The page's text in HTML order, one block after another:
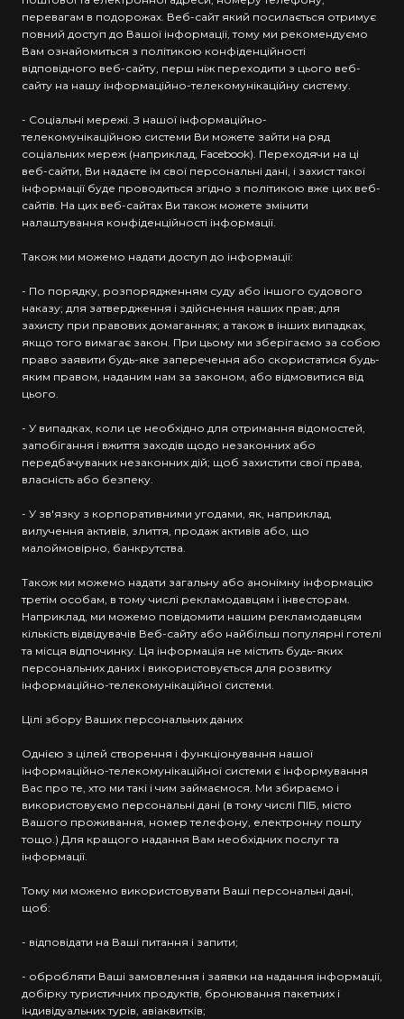
перевагам в подорожах. Веб-сайт який посилається отримує
повний доступ до Вашої інформації, тому ми рекомендуємо
Вам ознайомиться з політикою конфіденційності
відповідного веб-сайту, перш ніж переходити з цього веб-
сайту на нашу інформаційно-телекомунікаційну систему.
- Соціальні мережі. З нашої інформаційно-
телекомунікаційною системи Ви можете зайти на ряд
соціальних мереж (наприклад, Facebook). Переходячи на ці
веб-сайти, Ви надаєте їм свої персональні дані, і захист такої
інформації буде проводиться згідно з політикою вже цих веб-
сайтів. На цих веб-сайтах Ви також можете змінити
налаштування конфіденційності інформації.
Також ми можемо надати доступ до інформації:
- По порядку, розпорядженням суду або іншого судового
наказу; для затвердження і здійснення наших прав; для
захисту при правових домаганнях; а також в інших випадках,
якщо того вимагає закон. При цьому ми зберігаємо за собою
право заявити будь-яке заперечення або скористатися будь-
яким правом, наданим нам за законом, або відмовитися від
цього.
- У випадках, коли це необхідно для отримання відомостей,
запобігання і вжиття заходів щодо незаконних або
передбачуваних незаконних дій; щоб захистити свої права,
власність або безпеку.
- У зв'язку з корпоративними угодами, як, наприклад,
вилучення активів, злиття, продаж активів або, що
малоймовірно, банкрутства.
Також ми можемо надати загальну або анонімну інформацію
третім особам, в тому числі рекламодавцям і інвесторам.
Наприклад, ми можемо повідомити нашим рекламодавцям
кількість відвідувачів Веб-сайту або найбільш популярні готелі
та місця відпочинку. Ця інформація не містить будь-яких
персональних даних і використовується для розвитку
інформаційно-телекомунікаційної системи.
Цілі збору Ваших персональних даних
Однією з цілей створення і функціонування нашої
інформаційно-телекомунікаційної системи є інформування
Вас про те, хто ми такі і чим займаємося. Ми збираємо і
використовуємо персональні дані (в тому числі ПІБ, місто
Вашого проживання, номер телефону, електронну пошту
тощо.) Для кращого надання Вам необхідних послуг та
інформації.
Тому ми можемо використовувати Ваші персональні дані,
щоб:
- відповідати на Ваші питання і запити;
- обробляти Ваші замовлення і заявки на надання інформації,
добірку туристичних продуктів, бронювання пакетних і
індивідуальних турів, авіаквитків;